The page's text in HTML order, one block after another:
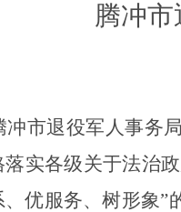
腾冲
冲市退役军人事务
实各级关于法治
优服务、树形象